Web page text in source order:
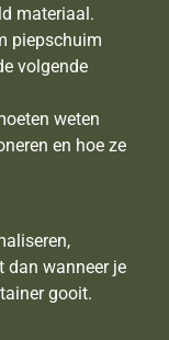
materiaal.
piepschuim
volgende
weten
en hoe ze
dan wanneer je
gooit.